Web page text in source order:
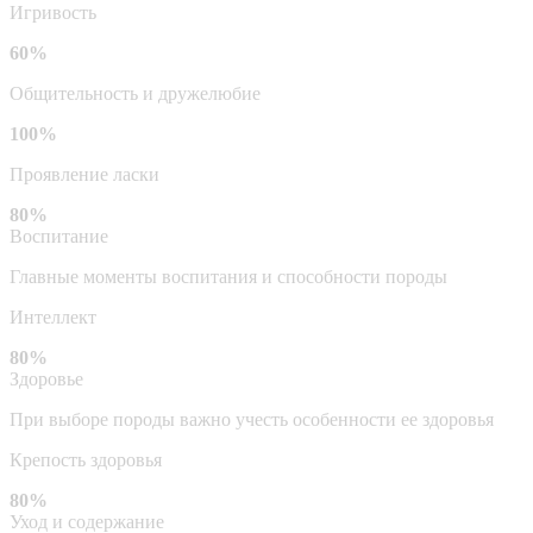
Игривость
60%
Общительность и дружелюбие
100%
Проявление ласки
80%
Воспитание
Главные моменты воспитания и способности породы
Интеллект
80%
Здоровье
При выборе породы важно учесть особенности ее здоровья
Крепость здоровья
80%
Уход и содержание